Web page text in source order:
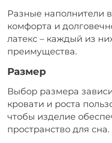
Разные наполнители
комфорта и
латекс – каждый из
преимущества.
Размер
Выбор размера
кровати и роста
чтобы изделие
пространство для сна.